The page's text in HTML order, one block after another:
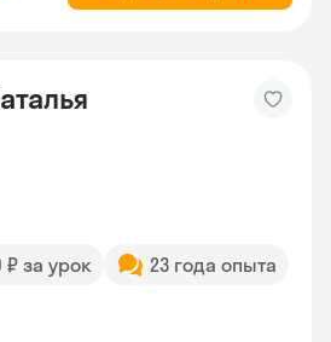
₽ за урок
23 года опыта